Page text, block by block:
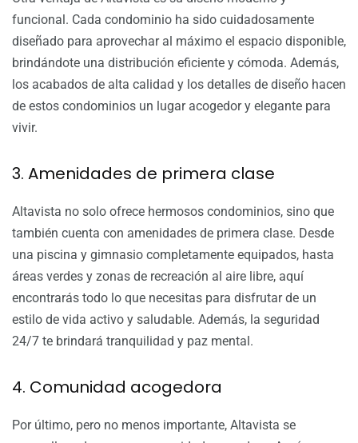
funcional. Cada condominio ha sido cuidadosamente
diseñado para aprovechar al máximo el espacio disponible,
brindándote una distribución eficiente y cómoda. Además,
los acabados de alta calidad y los detalles de diseño hacen
de estos condominios un lugar acogedor y elegante para
vivir.
3. Amenidades de primera clase
Altavista no solo ofrece hermosos condominios, sino que
también cuenta con amenidades de primera clase. Desde
una piscina y gimnasio completamente equipados, hasta
áreas verdes y zonas de recreación al aire libre, aquí
encontrarás todo lo que necesitas para disfrutar de un
estilo de vida activo y saludable. Además, la seguridad
24/7 te brindará tranquilidad y paz mental.
4. Comunidad acogedora
Por último, pero no menos importante, Altavista se